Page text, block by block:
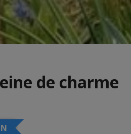
de charme